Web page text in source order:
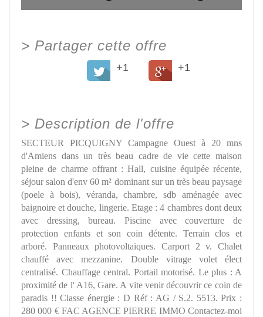
> Partager cette offre
+1 +1
> Description de l'offre
SECTEUR PICQUIGNY Campagne Ouest à 20 mns
d'Amiens dans un très beau cadre de vie cette maison
pleine de charme offrant : Hall, cuisine équipée récente,
séjour salon d'env 60 m² dominant sur un très beau paysage
(poele à bois), véranda, chambre, sdb aménagée avec
baignoire et douche, lingerie. Etage : 4 chambres dont deux
avec dressing, bureau. Piscine avec couverture de
protection enfants et son coin détente. Terrain clos et
arboré. Panneaux photovoltaiques. Carport 2 v. Chalet
chauffé avec mezzanine. Double vitrage volet élect
centralisé. Chauffage central. Portail motorisé. Le plus : A
proximité de l' A16, Gare. A vite venir découvrir ce coin de
paradis !! Classe énergie : D Réf : AG / S.2. 5513. Prix :
280 000 € FAC AGENCE PIERRE IMMO Contactez-moi